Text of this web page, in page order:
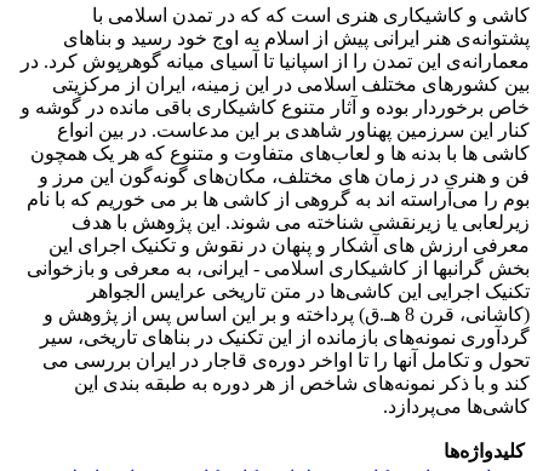
کاشی و کاشیکاری هنری است که که در تمدن اسلامی با
پشتوانه‌ی هنر ایرانی پیش از اسلام به اوج خود رسید و بناهای
معمارانه‌ی این تمدن را از اسپانیا تا آسیای میانه گوهرپوش کرد. در
بین کشورهای مختلف اسلامی در این زمینه، ایران از مرکزیتی
خاص برخوردار بوده و آثار متنوع کاشیکاری باقی مانده در گوشه و
کنار این سرزمین پهناور شاهدی بر این مدعاست. در بین انواع
کاشی ها با بدنه ها و لعاب‌های متفاوت و متنوع که هر یک همچون
فن و هنری در زمان های مختلف، مکان‌های گونه‌گون این مرز و
بوم را می‌آراسته اند به گروهی از کاشی ها بر می خوریم که با نام
زیرلعابی یا زیرنقشی شناخته می شوند. این پژوهش با هدف
معرفی ارزش های آشکار و پنهان در نقوش و تکنیک اجرای این
بخش گرانبها از کاشیکاری اسلامی - ایرانی، به معرفی و بازخوانی
تکنیک اجرایی این کاشی‌ها در متن تاریخی عرایس الجواهر
(کاشانی، قرن 8 هـ.ق) پرداخته و بر این اساس پس از پژوهش و
گردآوری نمونه‌های بازمانده از این تکنیک در بناهای تاریخی، سیر
تحول و تکامل آنها را تا اواخر دوره‌ی قاجار در ایران بررسی می
کند و با ذکر نمونه‌های شاخص از هر دوره به طبقه بندی این
کاشی‌ها می‌پردازد.
کلیدواژه‌ها